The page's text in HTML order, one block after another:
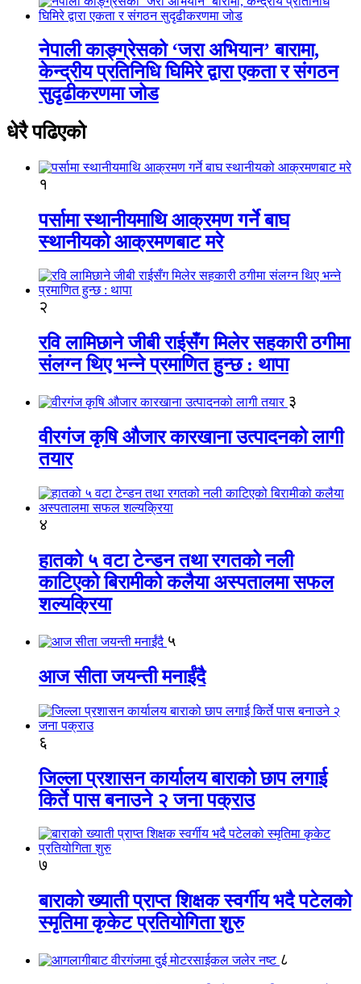
नेपाली काङ्ग्रेसको ‘जरा अभियान’ बारामा,
केन्द्रीय प्रतिनिधि घिमिरे द्वारा एकता र संगठन
सुदृढीकरणमा जोड
धेरै पढिएको
१
पर्सामा स्थानीयमाथि आक्रमण गर्ने बाघ
स्थानीयको आक्रमणबाट मरे
२
रवि लामिछाने जीबी राईसँग मिलेर सहकारी ठगीमा
संलग्न थिए भन्ने प्रमाणित हुन्छ : थापा
३
वीरगंज कृषि औजार कारखाना उत्पादनको लागी
तयार
४
हातको ५ वटा टेन्डन तथा रगतको नली
काटिएको बिरामीको कलैया अस्पतालमा सफल
शल्यक्रिया
५
आज सीता जयन्ती मनाईंदै
६
जिल्ला प्रशासन कार्यालय बाराको छाप लगाई
किर्ते पास बनाउने २ जना पक्राउ
७
बाराको ख्याती प्राप्त शिक्षक स्वर्गीय भदै पटेलको
स्मृतिमा कृकेट प्रतियोगिता शुरु
८